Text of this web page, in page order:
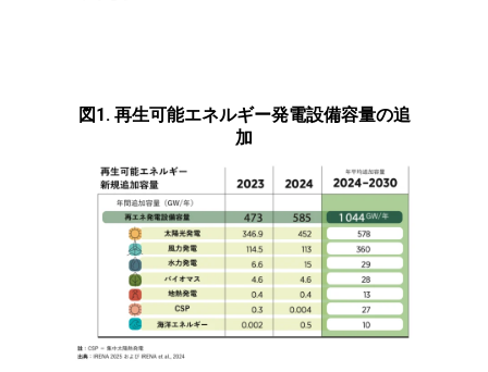
図1. 再生可能エネルギー発電設備容量の追
加